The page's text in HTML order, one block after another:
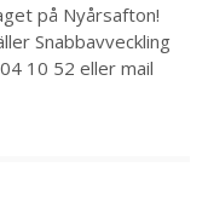
på Nyårsafton!
Snabbavveckling
10 52 eller mail